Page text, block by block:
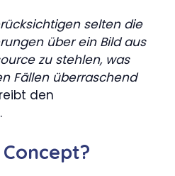
selten die
über ein Bild aus
zu stehlen, was
Fällen überraschend
den